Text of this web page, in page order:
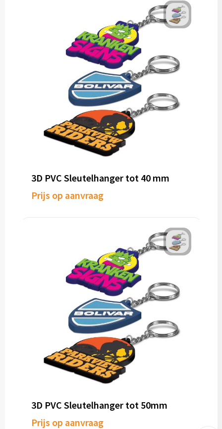
3D PVC Sleutelhanger tot 40 mm
Prijs op aanvraag
3D PVC Sleutelhanger tot 50mm
Prijs op aanvraag